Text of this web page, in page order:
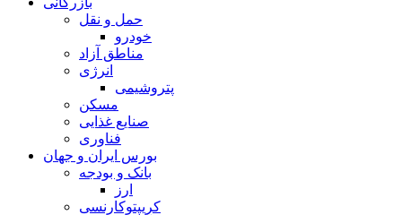
حمل و نقل
خودرو
مناطق آزاد
انرژی
پتروشیمی
مسکن
صنایع غذایی
فناوری
بورس ایران و جهان
بانک و بودجه
ارز
کریپتوکارنسی